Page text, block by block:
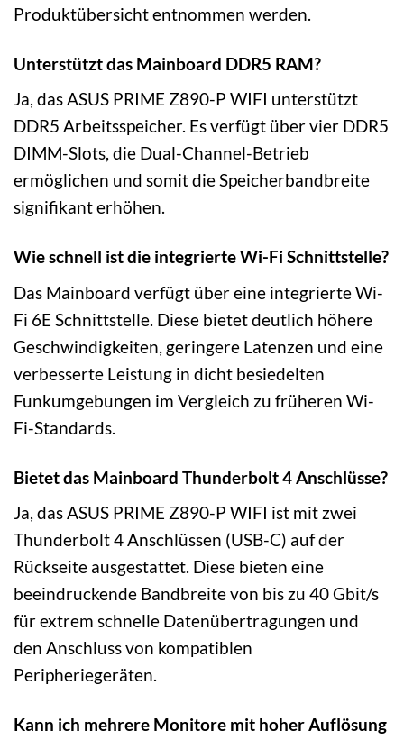
Produktübersicht entnommen werden.
Unterstützt das Mainboard DDR5 RAM?
Ja, das ASUS PRIME Z890-P WIFI unterstützt
DDR5 Arbeitsspeicher. Es verfügt über vier DDR5
DIMM-Slots, die Dual-Channel-Betrieb
ermöglichen und somit die Speicherbandbreite
signifikant erhöhen.
Wie schnell ist die integrierte Wi-Fi Schnittstelle?
Das Mainboard verfügt über eine integrierte Wi-
Fi 6E Schnittstelle. Diese bietet deutlich höhere
Geschwindigkeiten, geringere Latenzen und eine
verbesserte Leistung in dicht besiedelten
Funkumgebungen im Vergleich zu früheren Wi-
Fi-Standards.
Bietet das Mainboard Thunderbolt 4 Anschlüsse?
Ja, das ASUS PRIME Z890-P WIFI ist mit zwei
Thunderbolt 4 Anschlüssen (USB-C) auf der
Rückseite ausgestattet. Diese bieten eine
beeindruckende Bandbreite von bis zu 40 Gbit/s
für extrem schnelle Datenübertragungen und
den Anschluss von kompatiblen
Peripheriegeräten.
Kann ich mehrere Monitore mit hoher Auflösung